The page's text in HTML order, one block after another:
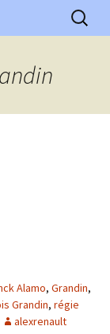
Alamo, Grandin,
Grandin, régie
alexrenault